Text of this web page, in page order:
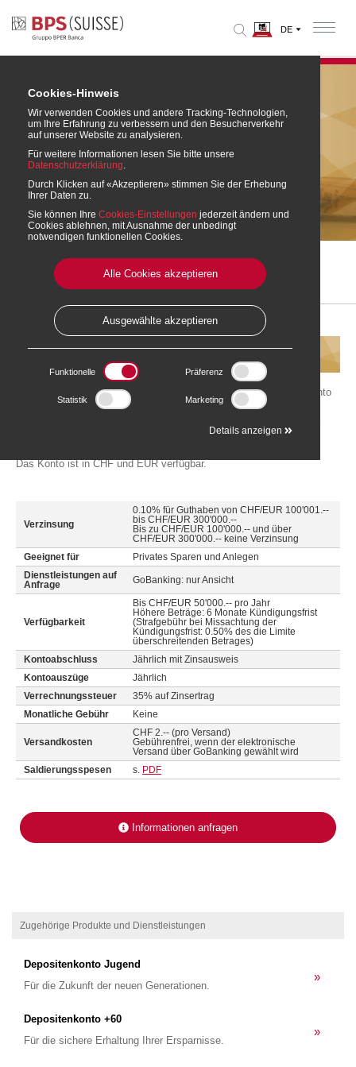
Anlagekonto
» Anlagekonto
Diese Seite drucken
Anlagekonto
Ideal für alle, die langfristig sparen wollen oder ein Abwicklungskonto
für ihr Wertschriftendepot benötigen.
Bei Überschreitung eines bestimmten Vermögenswertes bieten wir
Das Konto ist in CHF und EUR verfügbar.
Verzinsung
0.10% für Guthaben von CHF/EUR 100'001.--
bis CHF/EUR 300'000.--
Bis zu CHF/EUR 100'000.-- und über
CHF/EUR 300'000.-- keine Verzinsung
Geeignet für
Privates Sparen und Anlegen
Dienstleistungen auf
Anfrage
GoBanking: nur Ansicht
Verfügbarkeit
Bis CHF/EUR 50'000.-- pro Jahr
Höhere Beträge: 6 Monate Kündigungsfrist
(Strafgebühr bei Missachtung der
Kündigungsfrist: 0.50% des die Limite
überschreitenden Betrages)
Kontoabschluss
Jährlich mit Zinsausweis
Kontoauszüge
Jährlich
Verrechnungssteuer
35% auf Zinsertrag
Monatliche Gebühr
Keine
Versandkosten
CHF 2.-- (pro Versand)
Gebührenfrei, wenn der elektronische
Versand über GoBanking gewählt wird
Saldierungsspesen
s. PDF
Informationen anfragen
Zugehörige Produkte und Dienstleistungen
Depositenkonto Jugend
Für die Zukunft der neuen Generationen.
»
Depositenkonto +60
Für die sichere Erhaltung Ihrer Ersparnisse.
»
Cookies-Hinweis
Wir verwenden Cookies und andere Tracking-Technologien,
um Ihre Erfahrung zu verbessern und den Besucherverkehr
auf unserer Website zu analysieren.
Für weitere Informationen lesen Sie bitte unsere
Datenschutzerklärung.
Durch Klicken auf «Akzeptieren» stimmen Sie der Erhebung
Ihrer Daten zu.
Sie können Ihre Cookies-Einstellungen jederzeit ändern und
Cookies ablehnen, mit Ausnahme der unbedingt
notwendigen funktionellen Cookies.
Alle Cookies akzeptieren
Ausgewählte akzeptieren
Funktionelle Präferenz
Statistik Marketing
Details anzeigen